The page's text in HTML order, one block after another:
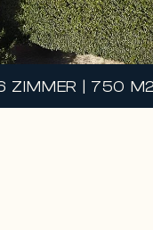
ZIMMER | 750 M2